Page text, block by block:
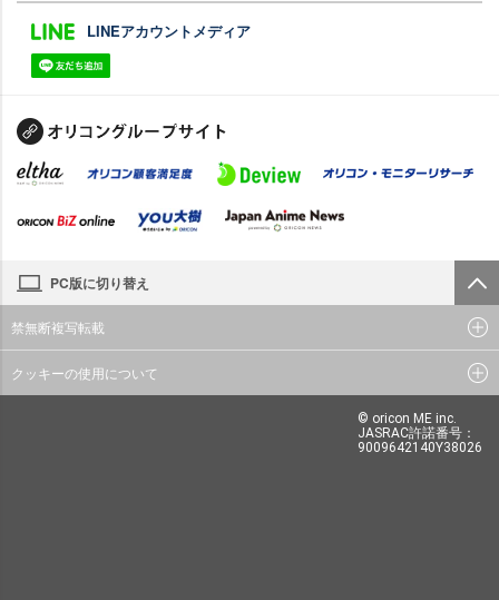
LINEアカウントメディア
PC版に切り替え
禁無断複写転載
クッキーの使用について
© oricon ME inc.
JASRAC許諾番号：
9009642140Y38026